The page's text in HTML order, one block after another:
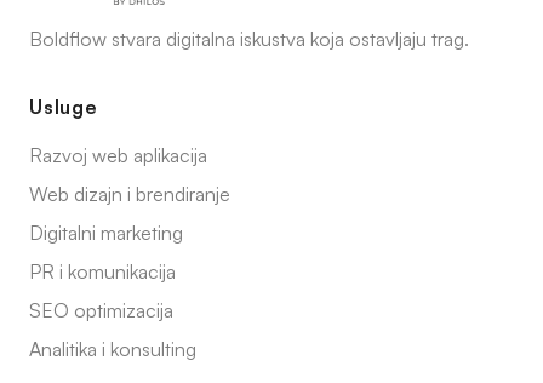
Boldflow stvara digitalna iskustva koja ostavljaju trag.
Usluge
Razvoj web aplikacija
Web dizajn i brendiranje
Digitalni marketing
PR i komunikacija
SEO optimizacija
Analitika i konsulting